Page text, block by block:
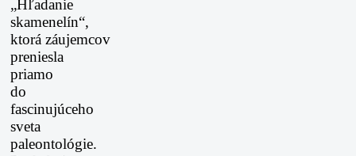
„Hľadanie
skamenelín“,
ktorá záujemcov
preniesla
priamo
do
fascinujúceho
sveta
paleontológie.